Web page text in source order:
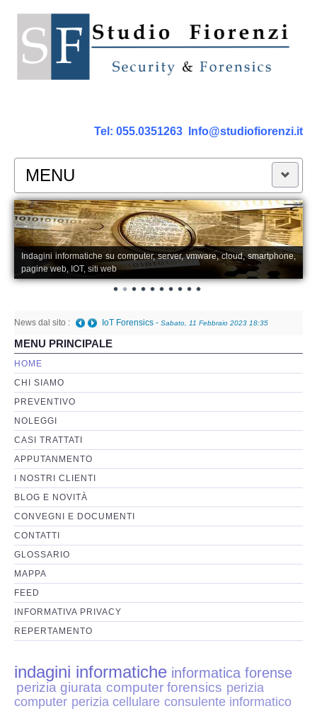
Tel: 055.0351263 Info@studiofiorenzi.it
MENU
PERIZIE
Perizia Computer
Perizia Smartphone Tablet,Cell.
Perizia Rete dati
Perizia Basi di Dati
Perizia Immagini e Video
Perzia su Software/Programmi
Perizia Fonica e Trascrizioni
Perizia su Social Network
Perizia Web Reputation
Perizia Host e Mainframe
Perizia Contratti ICT
Perizia Disp. Elettronici
Perizia Stalking
Perizia Cyber Bullismo
Indagini informatiche su computer, server, vmware, cloud, smartphone,
pagine web, IOT, siti web
News dal sito : IoT Forensics - Sabato, 11 Febbraio 2023 18:35
MENU PRINCIPALE
HOME
CHI SIAMO
PREVENTIVO
NOLEGGI
CASI TRATTATI
APPUTANMENTO
I NOSTRI CLIENTI
BLOG E NOVITÀ
CONVEGNI E DOCUMENTI
CONTATTI
GLOSSARIO
MAPPA
FEED
INFORMATIVA PRIVACY
REPERTAMENTO
indagini informatiche informatica forense
perizia giurata computer forensics perizia
computer perizia cellulare consulente informatico